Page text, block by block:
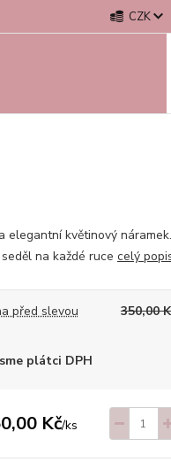
CZK
elegantní květinový
na každé ruce celý
před slevou 350,00
plátci DPH
Kč/ks